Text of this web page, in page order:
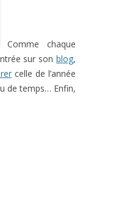
Comme chaque
sur son blog,
celle de l’année
de temps… Enfin,